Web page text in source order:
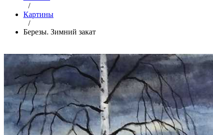
/
Картины
/
Березы. Зимний закат